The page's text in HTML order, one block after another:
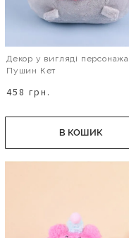
Декор у вигляді персонажа
Пушин Кет
458 грн.
В КОШИК